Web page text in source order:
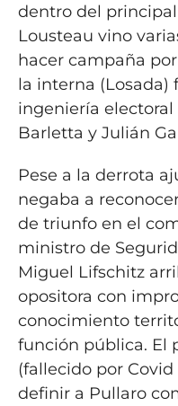
dentro del
Lousteau vino
hacer campaña
la interna (Losada)
ingeniería electoral
Barletta y Julián
Pese a la derrota
negaba a
de triunfo en el
ministro de
Miguel Lifschitz
opositora con
conocimiento
función pública. El
(fallecido por
definir a Pullaro